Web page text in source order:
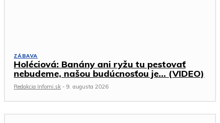
ZÁBAVA
Holéciová: Banány ani ryžu tu pestovať
nebudeme, našou budúcnosťou je… (VIDEO)
Redakcia Infomi.sk - 9. augusta 2026